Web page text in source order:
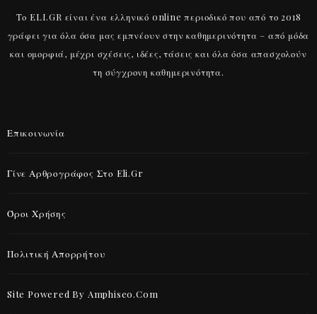
Το ELI.GR είναι ένα ελληνικό online περιοδικό που από το 2018
γράφει για όλα όσα μας εμπνέουν στην καθημερινότητα – από μόδα
και ομορφιά, μέχρι σχέσεις, ιδέες, τάσεις και όλα όσα απασχολούν
τη σύγχρονη καθημερινότητα.
Επικοινωνία
Γίνε Αρθρογράφος Στο Eli.gr
Όροι Χρήσης
Πολιτική Απορρήτου
Site Powered By Amphiseo.com